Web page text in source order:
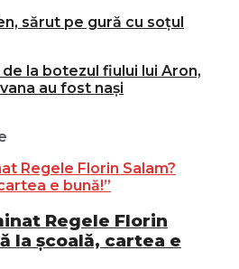
sărut pe gură cu soțul
la botezul fiului lui Aron,
au fost nași
Regele Florin
la școală, cartea e